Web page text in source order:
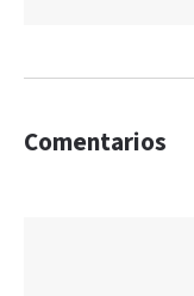
Comentarios